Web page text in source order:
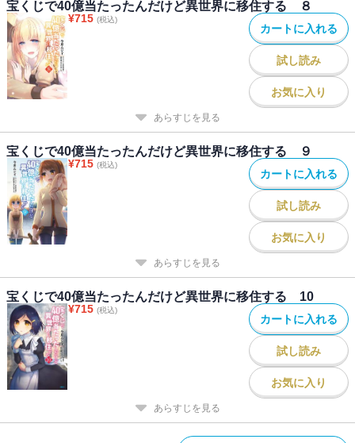
宝くじで40億当たったんだけど異世界に移住する ８
¥715 (税込)
カートに入れる
試し読み
お気に入り
あらすじを見る
宝くじで40億当たったんだけど異世界に移住する ９
¥715 (税込)
カートに入れる
試し読み
お気に入り
あらすじを見る
宝くじで40億当たったんだけど異世界に移住する 10
¥715 (税込)
カートに入れる
試し読み
お気に入り
あらすじを見る